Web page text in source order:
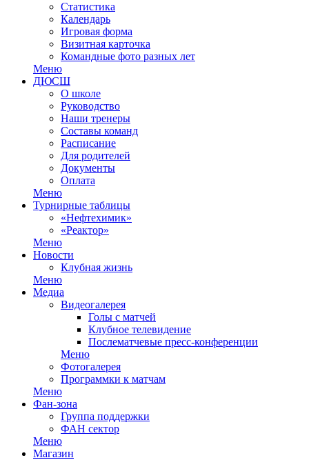
Статистика
Календарь
Игровая форма
Визитная карточка
Командные фото разных лет
Меню
ДЮСШ
О школе
Руководство
Наши тренеры
Составы команд
Расписание
Для родителей
Документы
Оплата
Меню
Турнирные таблицы
«Нефтехимик»
«Реактор»
Меню
Новости
Клубная жизнь
Меню
Медиа
Видеогалерея
Голы с матчей
Клубное телевидение
Послематчевые пресс-конференции
Меню
Фотогалерея
Программки к матчам
Меню
Фан-зона
Группа поддержки
ФАН сектор
Меню
Магазин